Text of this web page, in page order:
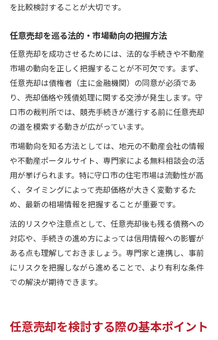
を比較検討することが大切です。
任意売却を巡る法的・市場動向の把握方法
任意売却を成功させるためには、法的な手続きや不動産
市場の動向を正しく把握することが不可欠です。まず、
任意売却は債権者（主に金融機関）の同意が必須であ
り、売却価格や残債処理に関する交渉が発生します。守
口市の裁判所では、競売手続きが進行する前に任意売却
の道を模索する動きが広がっています。
市場動向を知る方法としては、地元の不動産会社の情報
や不動産ポータルサイト、専門家による無料相談会の活
用が挙げられます。特に守口市の住宅市場は流動性が高
く、タイミングによって売却価格が大きく変動するた
め、最新の相場情報を把握することが重要です。
法的リスクや注意点として、任意売却後も残る債務への
対応や、手続きの進め方によっては信用情報への影響が
ある点も理解しておきましょう。専門家と連携し、事前
にリスクを把握しながら進めることで、より有利な条件
での解決が期待できます。
任意売却を検討する際の基本ポイント